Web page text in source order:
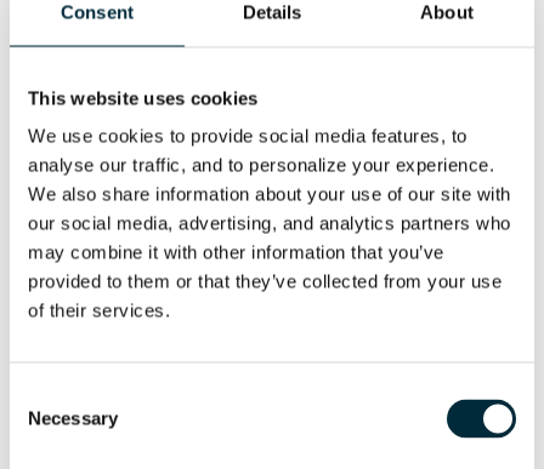
Consent Details About
This website uses cookies
We use cookies to provide social media features, to
analyse our traffic, and to personalize your experience.
We also share information about your use of our site with
our social media, advertising, and analytics partners who
may combine it with other information that you’ve
provided to them or that they’ve collected from your use
of their services.
Selection
Necessary
HPP09E